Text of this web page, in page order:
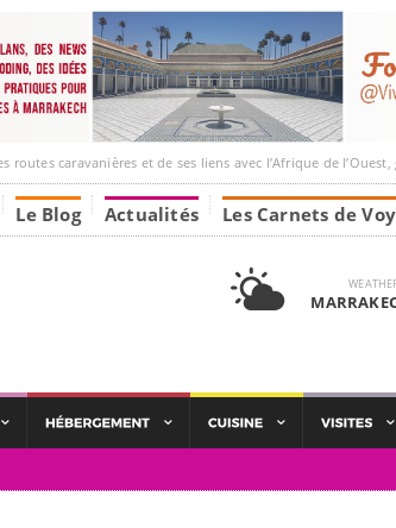
et de ses liens avec l’Afrique de l’Ouest, grâce à l’espace
Le Blog Actualités Les Carnets de